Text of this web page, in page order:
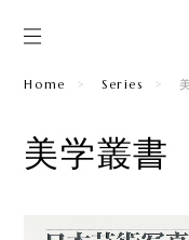
Home Series
美学叢書